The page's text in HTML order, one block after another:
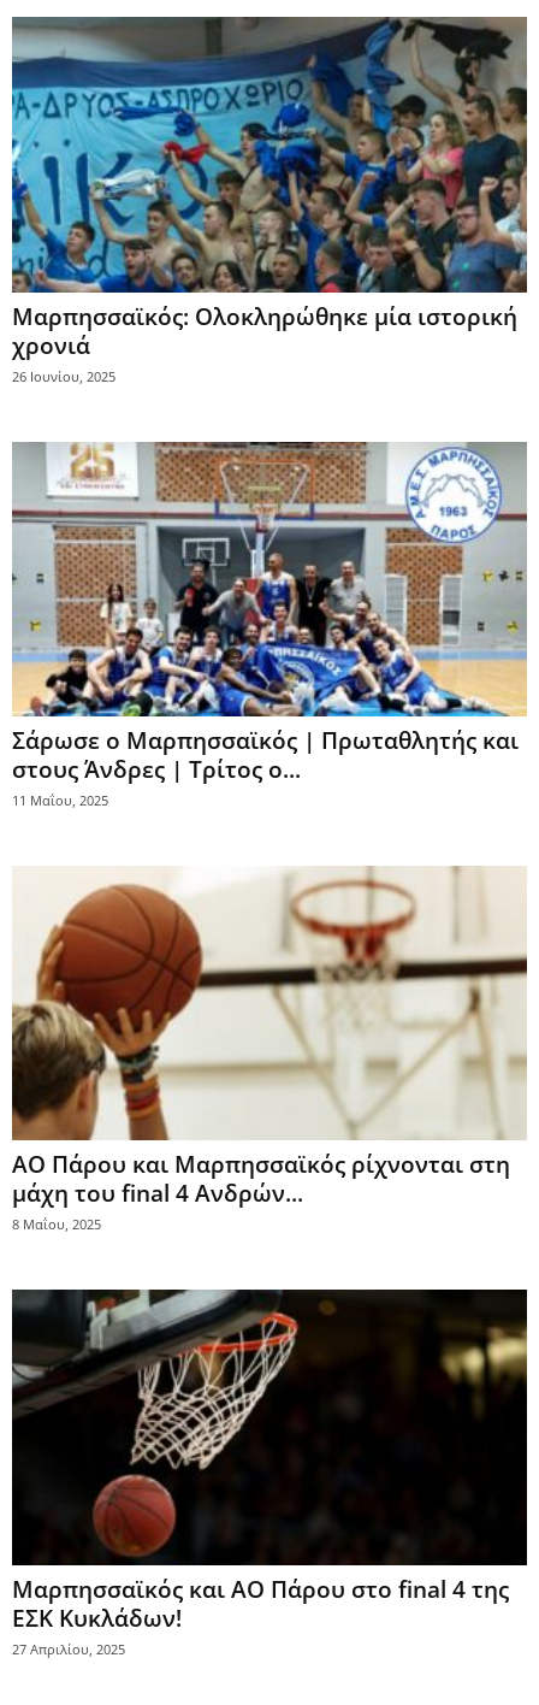
Μαρπησσαϊκός: Ολοκληρώθηκε μία ιστορική
χρονιά
26 Ιουνίου, 2025
Σάρωσε ο Μαρπησσαϊκός | Πρωταθλητής και
στους Άνδρες | Τρίτος ο...
11 Μαΐου, 2025
ΑΟ Πάρου και Μαρπησσαϊκός ρίχνονται στη
μάχη του final 4 Ανδρών...
8 Μαΐου, 2025
Μαρπησσαϊκός και ΑΟ Πάρου στο final 4 της
ΕΣΚ Κυκλάδων!
27 Απριλίου, 2025